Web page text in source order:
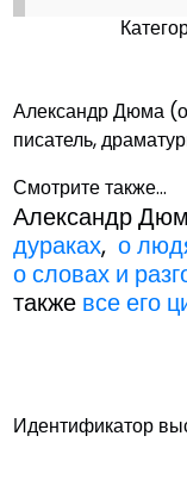
Александр Дюма
писатель,
Смотрите также...
Александр
дураках,о
о словах и
также все его
Идентификатор